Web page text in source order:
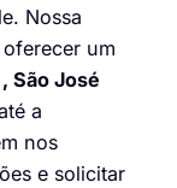
Nossa
um
São José
a
nos
e solicitar